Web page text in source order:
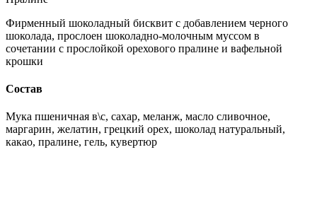
Фирменный шоколадный бисквит с добавлением черного
шоколада, прослоен шоколадно-молочным муссом в
сочетании с прослойкой орехового пралине и вафельной
крошки
Состав
Мука пшеничная в\с, сахар, меланж, масло сливочное,
маргарин, желатин, грецкий орех, шоколад натуральный,
какао, пралине, гель, кувертюр